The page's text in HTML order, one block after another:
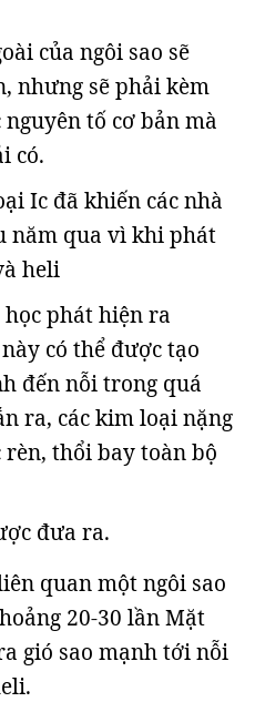
của ngôi sao sẽ
nhưng sẽ phải kèm
tố cơ bản mà
có.
Ic đã khiến các nhà
năm qua vì khi phát
heli
học phát hiện ra
có thể được tạo
đến nỗi trong quá
ra, các kim loại nặng
thổi bay toàn bộ
đưa ra.
quan một ngôi sao
20-30 lần Mặt
gió sao mạnh tới nỗi